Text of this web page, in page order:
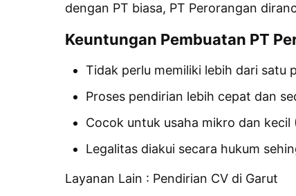
dengan PT biasa, PT Perorangan
Keuntungan Pembuatan PT
Tidak perlu memiliki lebih dari satu
Proses pendirian lebih cepat dan
Cocok untuk usaha mikro dan kecil
Legalitas diakui secara hukum
Layanan Lain : Pendirian CV di Garut